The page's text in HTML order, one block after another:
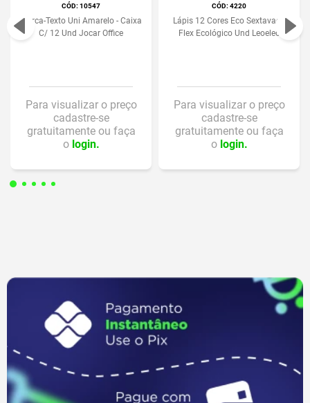
:10547
Marca-Texto Uni Amarelo - Caixa
C/ 12 Und Jocar Office
Para visualizar o preço
cadastre-se
gratuitamente ou faça
o login.
:4220
Lápis 12 Cores Eco Sextavado
Flex Ecológico Und Leoeleo
Para visualizar o preço
cadastre-se
gratuitamente ou faça
o login.